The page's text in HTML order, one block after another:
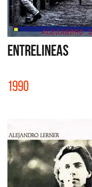
ENTRELINEAS
1990